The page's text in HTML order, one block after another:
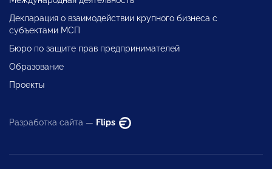
Декларация о взаимодействии крупного бизнеса с
субъектами МСП
Бюро по защите прав предпринимателей
Образование
Проекты
Разработка сайта — Flips